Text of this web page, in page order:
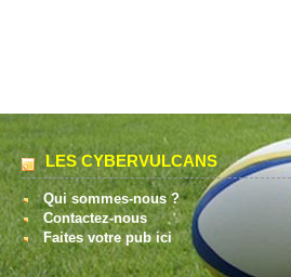
LES CYBERVULCANS
Qui sommes-nous ?
Contactez-nous
Faites votre pub ici